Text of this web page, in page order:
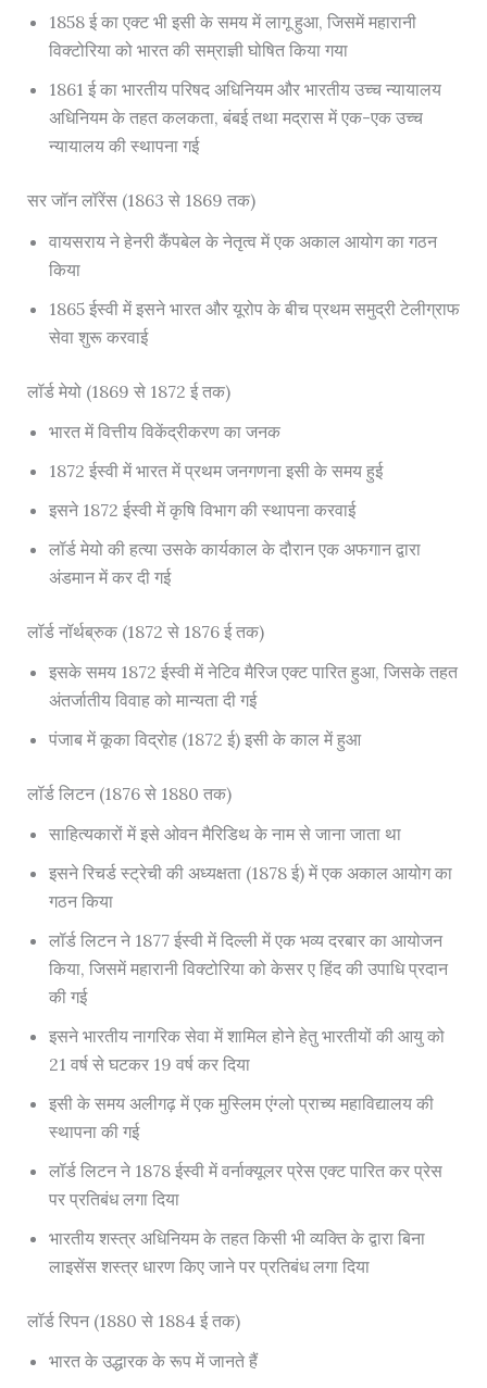
1858 ई का एक्ट भी इसी के समय में लागू हुआ, जिसमें महारानी
विक्टोरिया को भारत की सम्राज्ञी घोषित किया गया
1861 ई का भारतीय परिषद अधिनियम और भारतीय उच्च न्यायालय
अधिनियम के तहत कलकता, बंबई तथा मद्रास में एक-एक उच्च
न्यायालय की स्थापना गई
सर जॉन लॉरेंस (1863 से 1869 तक)
वायसराय ने हेनरी कैंपबेल के नेतृत्व में एक अकाल आयोग का गठन
किया
1865 ईस्वी में इसने भारत और यूरोप के बीच प्रथम समुद्री टेलीग्राफ
सेवा शुरू करवाई
लॉर्ड मेयो (1869 से 1872 ई तक)
भारत में वित्तीय विकेंद्रीकरण का जनक
1872 ईस्वी में भारत में प्रथम जनगणना इसी के समय हुई
इसने 1872 ईस्वी में कृषि विभाग की स्थापना करवाई
लॉर्ड मेयो की हत्या उसके कार्यकाल के दौरान एक अफगान द्वारा
अंडमान में कर दी गई
लॉर्ड नॉर्थब्रुक (1872 से 1876 ई तक)
इसके समय 1872 ईस्वी में नेटिव मैरिज एक्ट पारित हुआ, जिसके तहत
अंतर्जातीय विवाह को मान्यता दी गई
पंजाब में कूका विद्रोह (1872 ई) इसी के काल में हुआ
लॉर्ड लिटन (1876 से 1880 तक)
साहित्यकारों में इसे ओवन मैरिडिथ के नाम से जाना जाता था
इसने रिचर्ड स्ट्रेची की अध्यक्षता (1878 ई) में एक अकाल आयोग का
गठन किया
लॉर्ड लिटन ने 1877 ईस्वी में दिल्ली में एक भव्य दरबार का आयोजन
किया, जिसमें महारानी विक्टोरिया को केसर ए हिंद की उपाधि प्रदान
की गई
इसने भारतीय नागरिक सेवा में शामिल होने हेतु भारतीयों की आयु को
21 वर्ष से घटकर 19 वर्ष कर दिया
इसी के समय अलीगढ़ में एक मुस्लिम एंग्लो प्राच्य महाविद्यालय की
स्थापना की गई
लॉर्ड लिटन ने 1878 ईस्वी में वर्नाक्यूलर प्रेस एक्ट पारित कर प्रेस
पर प्रतिबंध लगा दिया
भारतीय शस्त्र अधिनियम के तहत किसी भी व्यक्ति के द्वारा बिना
लाइसेंस शस्त्र धारण किए जाने पर प्रतिबंध लगा दिया
लॉर्ड रिपन (1880 से 1884 ई तक)
भारत के उद्धारक के रूप में जानते हैं